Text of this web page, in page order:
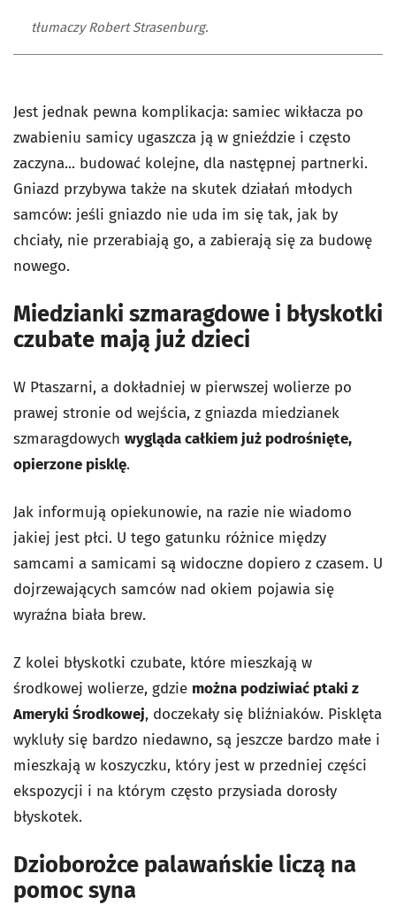
tłumaczy Robert Strasenburg.
Jest jednak pewna komplikacja: samiec wikłacza po
zwabieniu samicy ugaszcza ją w gnieździe i często
zaczyna... budować kolejne, dla następnej partnerki.
Gniazd przybywa także na skutek działań młodych
samców: jeśli gniazdo nie uda im się tak, jak by
chciały, nie przerabiają go, a zabierają się za budowę
nowego.
Miedzianki szmaragdowe i błyskotki
czubate mają już dzieci
W Ptaszarni, a dokładniej w pierwszej wolierze po
prawej stronie od wejścia, z gniazda miedzianek
szmaragdowych wygląda całkiem już podrośnięte,
opierzone pisklę.
Jak informują opiekunowie, na razie nie wiadomo
jakiej jest płci. U tego gatunku różnice między
samcami a samicami są widoczne dopiero z czasem. U
dojrzewających samców nad okiem pojawia się
wyraźna biała brew.
Z kolei błyskotki czubate, które mieszkają w
środkowej wolierze, gdzie można podziwiać ptaki z
Ameryki Środkowej, doczekały się bliźniaków. Pisklęta
wykluły się bardzo niedawno, są jeszcze bardzo małe i
mieszkają w koszyczku, który jest w przedniej części
ekspozycji i na którym często przysiada dorosły
błyskotek.
Dzioborożce palawańskie liczą na
pomoc syna